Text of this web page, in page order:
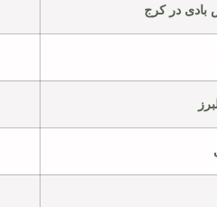
بادی در کرج